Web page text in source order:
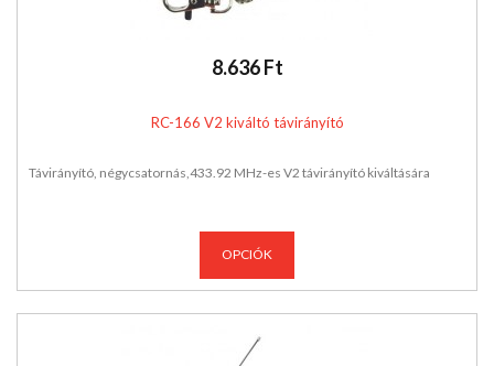
8.636 Ft
RC-166 V2 kiváltó távirányító
Távirányító, négycsatornás,433.92 MHz-es V2 távirányító kiváltására
OPCIÓK